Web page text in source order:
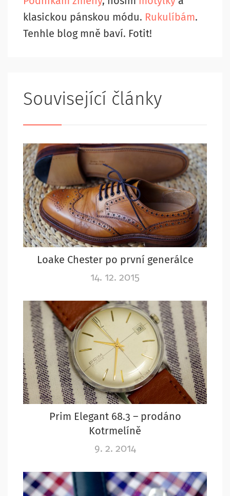
klasickou pánskou módu. Rukulíbám.
Tenhle blog mně baví. Fotit!
Související články
Loake Chester po první generálce
14. 12. 2015
Prim Elegant 68.3 – prodáno
Kotrmelíně
9. 2. 2014